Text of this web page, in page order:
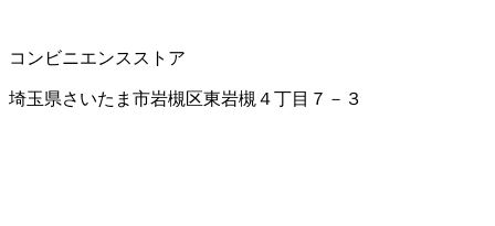
コンビニエンスストア
埼玉県さいたま市岩槻区東岩槻４丁目７－３